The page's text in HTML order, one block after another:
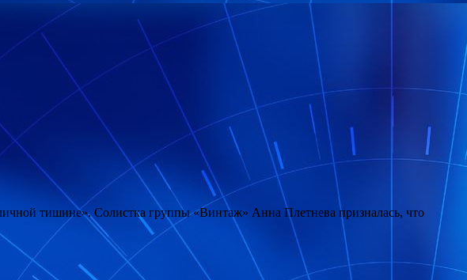
тишине». Солистка группы «Винтаж» Анна Плетнева призналась, что